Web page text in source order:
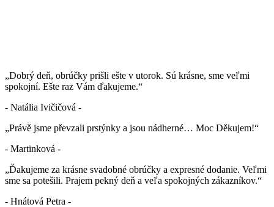
„Dobrý deň, obrúčky prišli ešte v utorok. Sú krásne, sme veľmi
spokojní. Ešte raz Vám ďakujeme.“
- Natália Ivičičová -
„Právě jsme převzali prstýnky a jsou nádherné… Moc Děkujem!“
- Martinková -
„Ďakujeme za krásne svadobné obrúčky a expresné dodanie. Veľmi
sme sa potešili. Prajem pekný deň a veľa spokojných zákazníkov.“
- Hnátová Petra -